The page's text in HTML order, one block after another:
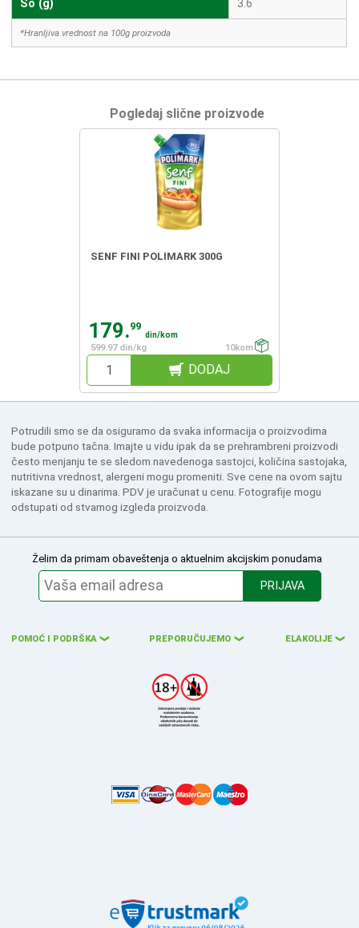
So (g) 3.6
*Hranljiva vrednost na 100g proizvoda
Pogledaj slične proizvode
SENF FINI POLIMARK 300G
179.99
din/kom
599.97 din/kg
10kom
DODAJ
Potrudili smo se da osiguramo da svaka informacija o proizvodima
bude potpuno tačna. Imajte u vidu ipak da se prehrambreni proizvodi
često menjanju te se sledom navedenoga sastojci, količina sastojaka,
nutritivna vrednost, alergeni mogu promeniti. Sve cene na ovom sajtu
iskazane su u dinarima. PDV je uračunat u cenu. Fotografije mogu
odstupati od stvarnog izgleda proizvoda.
Želim da primam obaveštenja o aktuelnim akcijskim ponudama
PRIJAVA
POMOĆ I PODRŠKA ❮ PREPORUČUJEMO ❮ ELAKOLIJE ❮